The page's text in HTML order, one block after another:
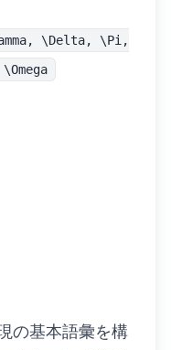
\Delta, \Pi,
の基本語彙を構